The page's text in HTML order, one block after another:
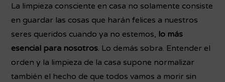
La limpieza consciente en casa no solamente consiste
en guardar las cosas que harán felices a nuestros
seres queridos cuando ya no estemos, lo más
esencial para nosotros. Lo demás sobra. Entender el
orden y la limpieza de la casa supone normalizar
también el hecho de que todos vamos a morir sin